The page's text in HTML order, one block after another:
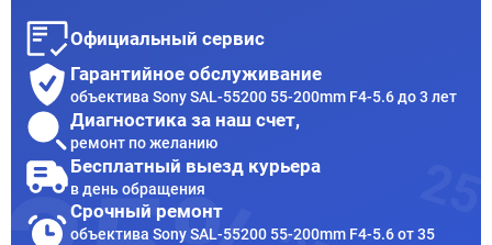
Официальный сервис
Гарантийное обслуживание
объектива Sony SAL-55200 55-200mm F4-5.6 до 3 лет
Диагностика за наш счет,
ремонт по желанию
Бесплатный выезд курьера
в день обращения
Срочный ремонт
объектива Sony SAL-55200 55-200mm F4-5.6 от 35